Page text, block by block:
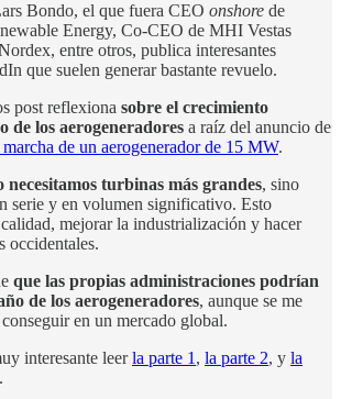
Bondo, el que fuera CEO onshore de
Energy, Co-CEO de MHI Vestas
entre otros, publica interesantes
que suelen generar bastante revuelo.
post reflexiona sobre el crecimiento
de los aerogeneradores a raíz del anuncio de
marcha de un aerogenerador de 15 MW.
necesitamos turbinas más grandes, sino
serie y en volumen significativo. Esto
mejorar la industrialización y hacer
occidentales.
que las propias administraciones podrían
de los aerogeneradores, aunque se me
en un mercado global.
interesante leerla parte 1, la parte 2, y la
.